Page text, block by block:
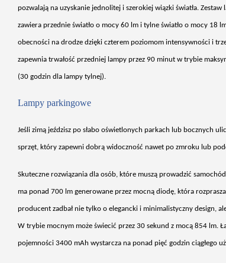
pozwalają na uzyskanie jednolitej i szerokiej wiązki światła.
zawiera przednie światło o mocy 60 lm i tylne światło o mocy 18
obecności na drodze dzięki czterem poziomom intensywności i
zapewnia trwałość przedniej lampy przez 90 minut w trybie
(30 godzin dla lampy tylnej).
Lampy parkingowe
Jeśli zimą jeździsz po słabo oświetlonych parkach lub bocznych
sprzęt, który zapewni dobrą widoczność nawet po zmroku lub
Skuteczne rozwiązania dla osób, które muszą prowadzić samoch
ma ponad 700 lm generowane przez mocną diodę, która
producent zadbał nie tylko o elegancki i minimalistyczny design,
W trybie mocnym może świecić przez 30 sekund z mocą 854 lm.
pojemności 3400 mAh wystarcza na ponad pięć godzin ciągłego